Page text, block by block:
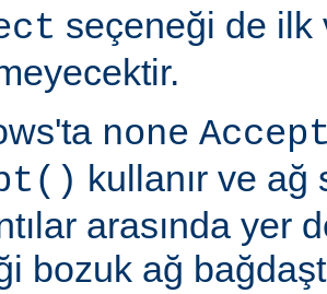
seçeneği de ilk
none
kullanır ve ağ
arasında yer
bozuk ağ